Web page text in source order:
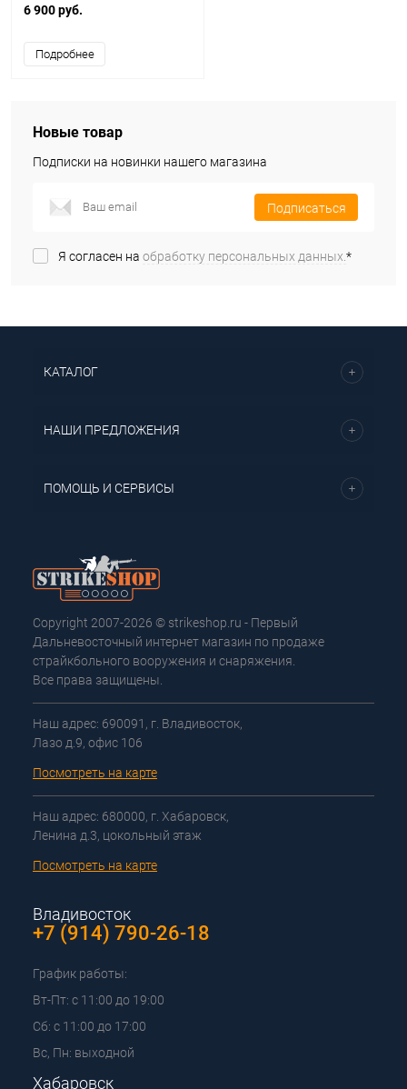
зима (Р) (Размер 60-62/182-188,
6 900 руб.
Подробнее
Новые товар
Подписки на новинки нашего магазина
Подписаться
Я согласен на обработку персональных данных.*
КАТАЛОГ
НАШИ ПРЕДЛОЖЕНИЯ
ПОМОЩЬ И СЕРВИСЫ
Copyright 2007-2026 © strikeshop.ru - Первый
Дальневосточный интернет магазин по продаже
страйкбольного вооружения и снаряжения.
Все права защищены.
Наш адрес: 690091, г. Владивосток,
Лазо д.9, офис 106
Посмотреть на карте
Наш адрес: 680000, г. Хабаровск,
Ленина д.3, цокольный этаж
Посмотреть на карте
Владивосток
+7 (914) 790-26-18
График работы:
Вт-Пт: с 11:00 до 19:00
Сб: с 11:00 до 17:00
Вс, Пн: выходной
Хабаровск